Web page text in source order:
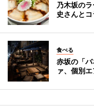
乃木坂の
史さんと
食べる
赤坂の「
ァ、個別